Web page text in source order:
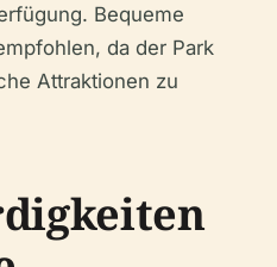
Bequeme
da der Park
Attraktionen zu